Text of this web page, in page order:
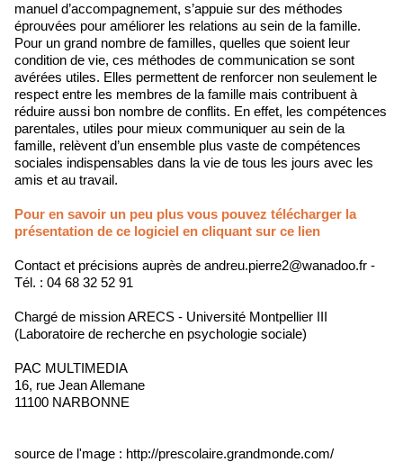
manuel d’accompagnement, s’appuie sur des méthodes
éprouvées pour améliorer les relations au sein de la famille.
Pour un grand nombre de familles, quelles que soient leur
condition de vie, ces méthodes de communication se sont
avérées utiles. Elles permettent de renforcer non seulement le
respect entre les membres de la famille mais contribuent à
réduire aussi bon nombre de conflits. En effet, les compétences
parentales, utiles pour mieux communiquer au sein de la
famille, relèvent d’un ensemble plus vaste de compétences
sociales indispensables dans la vie de tous les jours avec les
amis et au travail.
Pour en savoir un peu plus vous pouvez télécharger la
présentation de ce logiciel en cliquant sur ce lien
Contact et précisions auprès de andreu.pierre2@wanadoo.fr -
Tél. : 04 68 32 52 91
Chargé de mission ARECS - Université Montpellier III
(Laboratoire de recherche en psychologie sociale)
PAC MULTIMEDIA
16, rue Jean Allemane
11100 NARBONNE
source de l'mage : http://prescolaire.grandmonde.com/